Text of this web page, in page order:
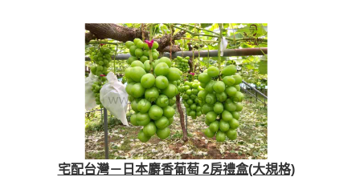
宅配台灣－日本麝香葡萄 2房禮盒(大規格)